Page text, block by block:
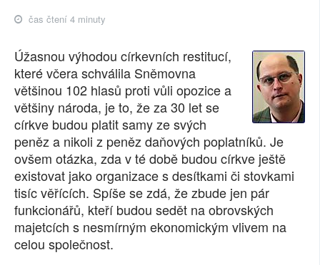
NEJČTENĚJŠÍ ZA 7 DNÍ
AUTOŘI
PŘÍSPĚVKY NA PROVOZ
SOCIÁLNÍ SÍTĚ
RUBRIKY
PLNÁ VERZE STRÁNEK
čas čtení 4 minuty
Úžasnou výhodou církevních restitucí,
které včera schválila Sněmovna
většinou 102 hlasů proti vůli opozice a
většiny národa, je to, že za 30 let se
církve budou platit samy ze svých
peněz a nikoli z peněz daňových poplatníků. Je
ovšem otázka, zda v té době budou církve ještě
existovat jako organizace s desítkami či stovkami
tisíc věřících. Spíše se zdá, že zbude jen pár
funkcionářů, kteří budou sedět na obrovských
majetcích s nesmírným ekonomickým vlivem na
celou společnost.